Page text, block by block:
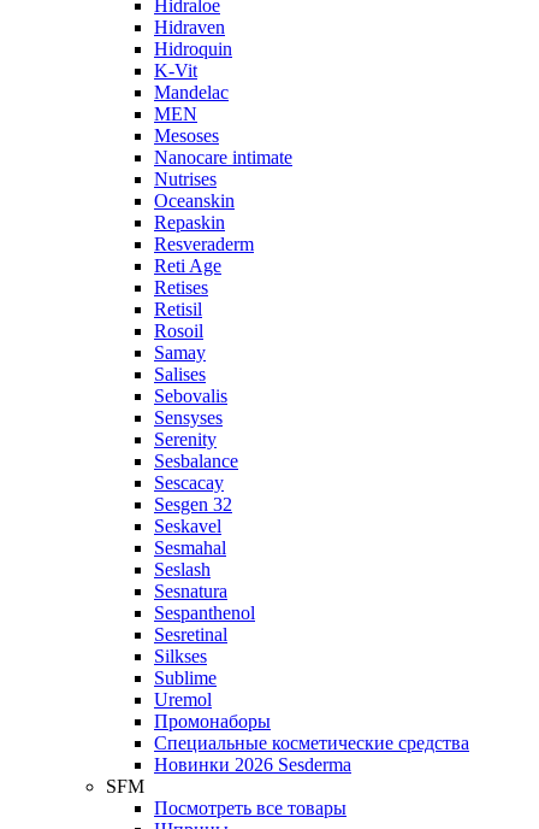
Hidraloe
Hidraven
Hidroquin
K-Vit
Mandelac
MEN
Mesoses
Nanocare intimate
Nutrises
Oceanskin
Repaskin
Resveraderm
Reti Age
Retises
Retisil
Rosoil
Samay
Salises
Sebovalis
Sensyses
Serenity
Sesbalance
Sescacay
Sesgen 32
Seskavel
Sesmahal
Seslash
Sesnatura
Sespanthenol
Sesretinal
Silkses
Sublime
Uremol
Промонаборы
Специальные косметические средства
Новинки 2026 Sesderma
SFM
Посмотреть все товары